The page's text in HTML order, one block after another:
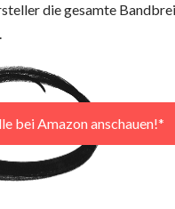
die gesamte
bei Amazon anschauen!*